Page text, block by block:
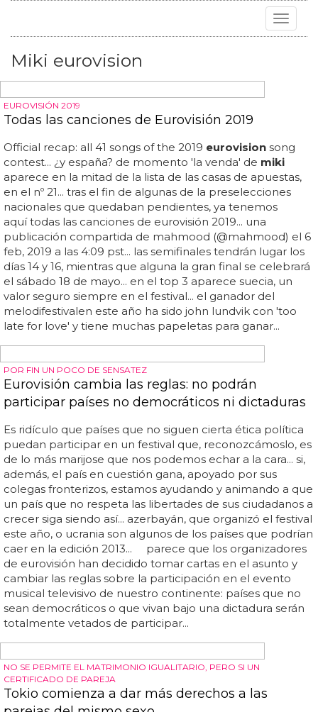
Toggle
Miki eurovision
EUROVISIÓN 2019
Todas las canciones de Eurovisión 2019
Official recap: all 41 songs of the 2019eurovisionsong
contest... ¿y españa? de momento 'la venda' demiki
aparece en la mitad de la lista de las casas de apuestas,
en el nº 21... tras el fin de algunas de la preselecciones
nacionales que quedaban pendientes, ya tenemos
aquí todas las canciones de eurovisión 2019... una
publicación compartida de mahmood (@mahmood) el 6
feb, 2019 a las 4:09 pst... las semifinales tendrán lugar los
días 14 y 16, mientras que alguna la gran final se celebrará
valor seguro siempre en el festival... el ganador del
melodifestivalen este año ha sido john lundvik con 'too
late for love' y tiene muchas papeletas para ganar...
POR FIN UN POCO DE SENSATEZ
Eurovisión cambia las reglas: no podrán